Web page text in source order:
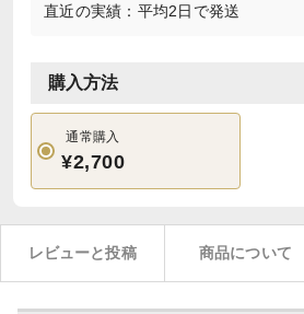
直近の実績：平均2日で発送
購入方法
通常購入
¥2,700
レビューと投稿 商品について